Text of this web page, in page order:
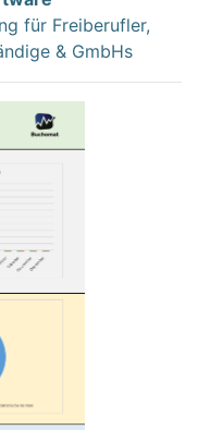
für Freiberufler,
& GmbHs